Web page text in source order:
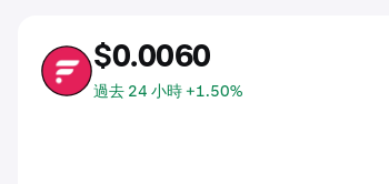
FLR $0.0060
過去 24 小時 +1.50%